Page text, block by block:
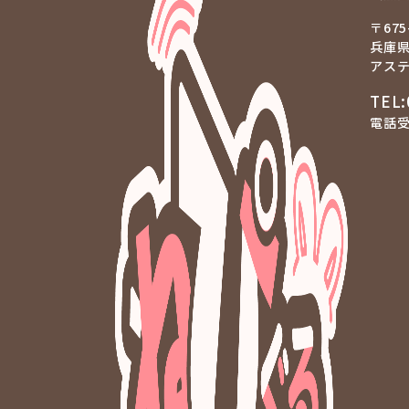
〒
兵庫
アス
電話